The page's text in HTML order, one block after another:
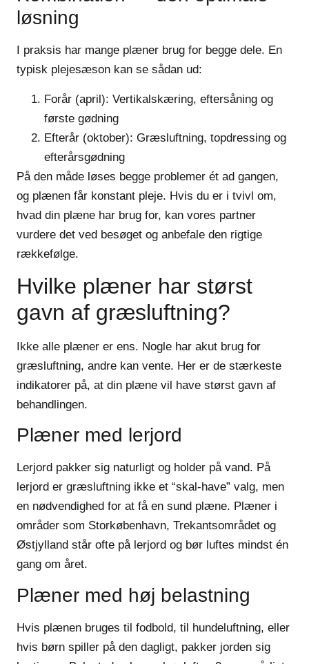
løsning
I praksis har mange plæner brug for begge dele. En
typisk plejesæson kan se sådan ud:
Forår (april): Vertikalskæring, eftersåning og
første gødning
Efterår (oktober): Græsluftning, topdressing og
efterårsgødning
På den måde løses begge problemer ét ad gangen,
og plænen får konstant pleje. Hvis du er i tvivl om,
hvad din plæne har brug for, kan vores partner
vurdere det ved besøget og anbefale den rigtige
rækkefølge.
Hvilke plæner har størst
gavn af græsluftning?
Ikke alle plæner er ens. Nogle har akut brug for
græsluftning, andre kan vente. Her er de stærkeste
indikatorer på, at din plæne vil have størst gavn af
behandlingen.
Plæner med lerjord
Lerjord pakker sig naturligt og holder på vand. På
lerjord er græsluftning ikke et “skal-have” valg, men
en nødvendighed for at få en sund plæne. Plæner i
områder som Storkøbenhavn, Trekantsområdet og
Østjylland står ofte på lerjord og bør luftes mindst én
gang om året.
Plæner med høj belastning
Hvis plænen bruges til fodbold, til hundeluftning, eller
hvis børn spiller på den dagligt, pakker jorden sig